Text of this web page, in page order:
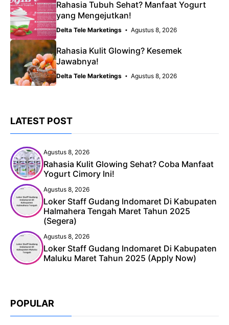
Rahasia Tubuh Sehat? Manfaat Yogurt
yang Mengejutkan!
Delta Tele Marketings Agustus 8, 2026
Rahasia Kulit Glowing? Kesemek
Jawabnya!
Delta Tele Marketings Agustus 8, 2026
LATEST POST
Agustus 8, 2026
Rahasia Kulit Glowing Sehat? Coba Manfaat
Yogurt Cimory Ini!
Agustus 8, 2026
Loker Staff Gudang Indomaret Di Kabupaten
Halmahera Tengah Maret Tahun 2025
(Segera)
Agustus 8, 2026
Loker Staff Gudang Indomaret Di Kabupaten
Maluku Maret Tahun 2025 (Apply Now)
POPULAR